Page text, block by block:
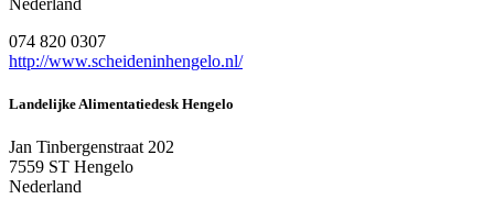
Nederland
074 820 0307
http://www.scheideninhengelo.nl/
Landelijke Alimentatiedesk Hengelo
Jan Tinbergenstraat 202
7559 ST Hengelo
Nederland